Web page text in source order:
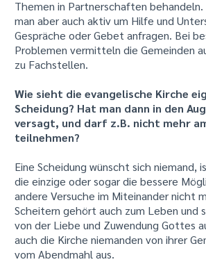
Themen in Partnerschaften
man aber auch aktiv um Hilfe und
Gespräche oder Gebet anfragen. Bei
Problemen vermitteln die Gemeinden
zu Fachstellen.
Wie sieht die evangelische Kirche
Scheidung? Hat man dann in den
versagt, und darf z.B. nicht mehr
teilnehmen?
Eine Scheidung wünscht sich niemand,
die einzige oder sogar die bessere
andere Versuche im Miteinander nicht
Scheitern gehört auch zum Leben und
von der Liebe und Zuwendung Gottes
auch die Kirche niemanden von ihrer
vom Abendmahl aus.